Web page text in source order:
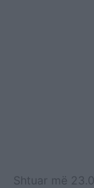
Shtuar më